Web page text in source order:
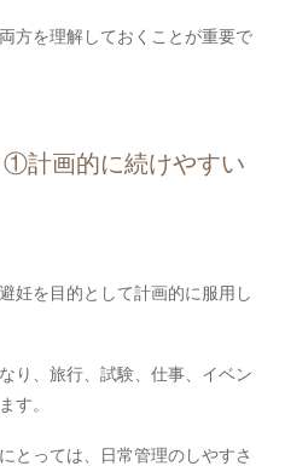
方を理解しておくことが重要で
計画的に続けやすい
妊を目的として計画的に服用し
り、旅行、試験、仕事、イベン
す。
とっては、日常管理のしやすさ